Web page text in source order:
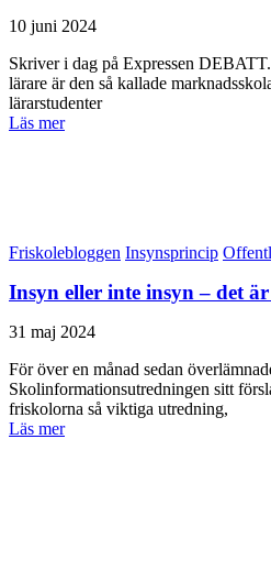
10 juni 2024
Skriver i dag på Expressen
lärare är den så kallade
lärarstudenter
Läs mer
Friskolebloggen Insynsprincip
Insyn eller inte insyn – det
31 maj 2024
För över en månad sedan
Skolinformationsutredningen sitt
friskolorna så viktiga utredning,
Läs mer